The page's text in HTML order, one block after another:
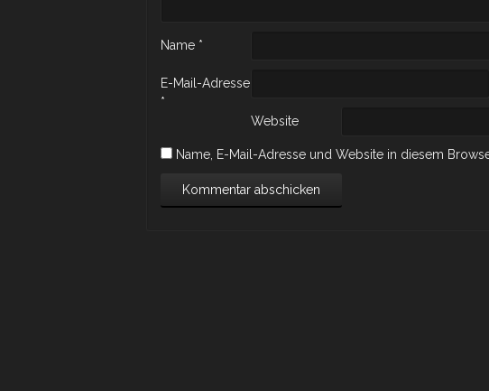
Name *
E-Mail-Adresse
*
Website
Name, E-Mail-Adresse und Website in diesem